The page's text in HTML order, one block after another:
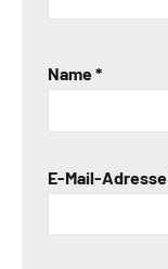
Name*
E-Mail-Adresse